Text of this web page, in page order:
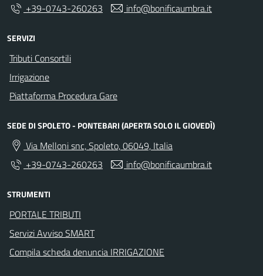
+39-0743-260263
info@bonificaumbra.it
SERVIZI
Tributi Consortili
Irrigazione
Piattaforma Procedura Gare
SEDE DI SPOLETO - PONTEBARI (APERTA SOLO IL GIOVEDÌ)
Via Melloni snc, Spoleto, 06049, Italia
+39-0743-260263
info@bonificaumbra.it
STRUMENTI
PORTALE TRIBUTI
Servizi Avviso SMART
Compila scheda denuncia IRRIGAZIONE